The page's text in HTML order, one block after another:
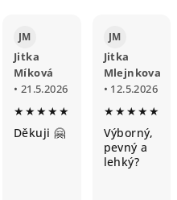
JM
Jitka
Míková
• 21.5.2026
★★★★★
Děkuji 🤗
JM
Jitka
Mlejnkova
• 12.5.2026
★★★★★
Výborný,
pevný a
lehký?